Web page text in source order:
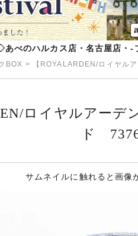
のハルカス店・名古屋店・-
BOX > 【ROYALARDEN/ロイヤル
ロイヤルアー
ド
サムネイルに触れると画像